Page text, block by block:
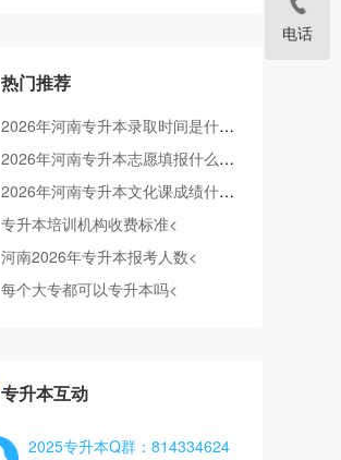
热门推荐
2026年河南专升本录取时间是什么时候<
2026年河南专升本志愿填报什么时间<
2026年河南专升本文化课成绩什么时候公布<
专升本培训机构收费标准<
河南2026年专升本报考人数<
每个大专都可以专升本吗<
专升本互动
2025专升本Q群：814334624
电话